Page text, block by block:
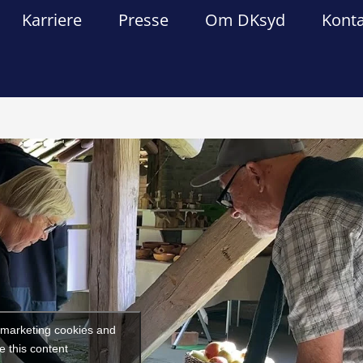
Karriere Presse Om DKsyd
cookies and
this content